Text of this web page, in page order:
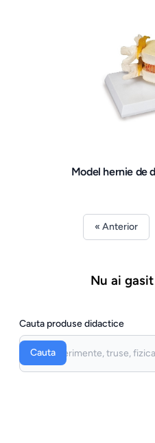
Model hernie de
« Anterior
Nu ai
Cauta produse didactice
Cauta